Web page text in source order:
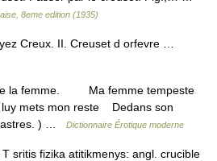
8eme edition (1935)
Creux. II. Creuset d orfevre …
la femme. Ma femme tempeste
mets mon reste Dedans son
) …
Dictionnaire Érotique moderne
sritis fizika atitikmenys: angl. crucible